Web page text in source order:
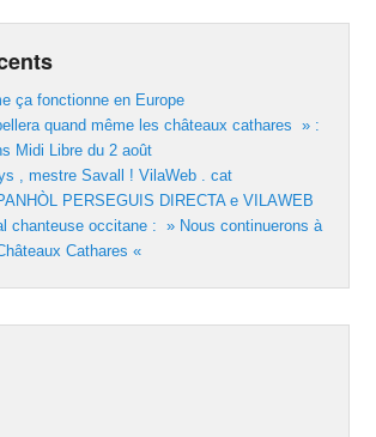
ça fonctionne en Europe
quand même les châteaux cathares » :
Midi Libre du 2 août
, mestre Savall ! VilaWeb . cat
PERSEGUIS DIRECTA e VILAWEB
chanteuse occitane : » Nous continuerons à
Cathares «